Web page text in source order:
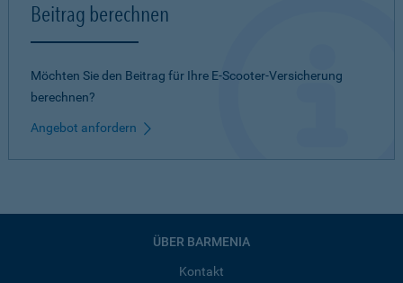
Beitrag berechnen
Möchten Sie den Beitrag für Ihre E-Scooter-Versicherung
berechnen?
Angebot anfordern
ÜBER BARMENIA
Kontakt